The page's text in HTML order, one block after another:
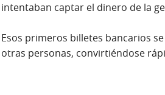
intentaban captar el dinero de la
Esos primeros billetes bancarios
otras personas, convirtiéndose